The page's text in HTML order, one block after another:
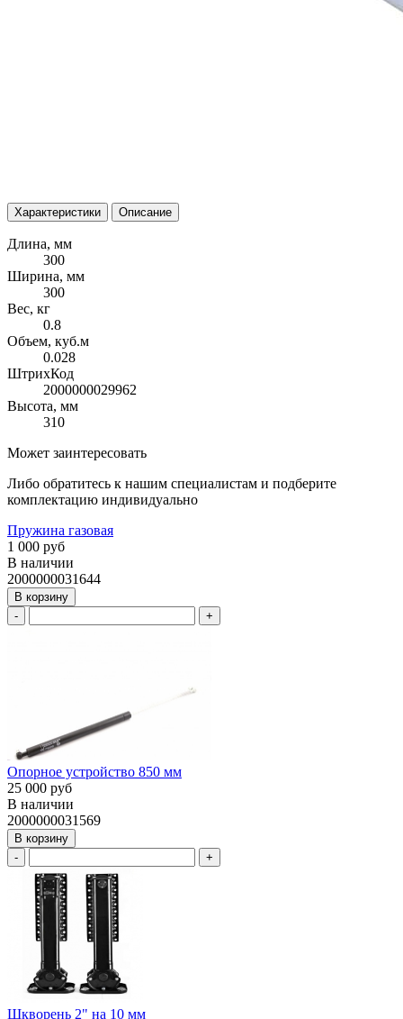
Характеристики Описание
Длина, мм
300
Ширина, мм
300
Вес, кг
0.8
Объем, куб.м
0.028
ШтрихКод
2000000029962
Высота, мм
310
Может заинтересовать
Либо обратитесь к нашим специалистам и подберите
комплектацию индивидуально
Пружина газовая
1 000 руб
В наличии
2000000031644
В корзину
-
+
Опорное устройство 850 мм
25 000 руб
В наличии
2000000031569
В корзину
-
+
Шкворень 2" на 10 мм